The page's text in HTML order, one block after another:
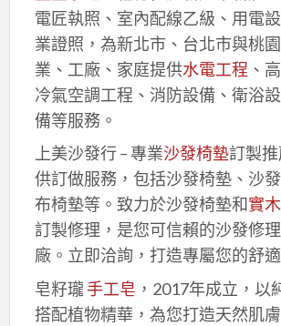
電匠執照、室內配線乙級、用電
業證照，為新北市、台北市與桃
業、工廠、家庭提供水電工程 、
冷氣空調工程、消防設備、衛浴
備等服務。
上美沙發行 – 專業沙發椅墊訂製
供訂做服務，包括沙發椅墊、沙
布椅墊等。致力於沙發椅墊和實
訂製修理，是您可信賴的沙發修
廠。立即洽詢，打造專屬您的舒
皂籽瓏手工皂 ，2017年成立，以
搭配植物精華，為您打造天然肌